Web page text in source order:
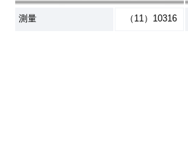
測量 （11）10316